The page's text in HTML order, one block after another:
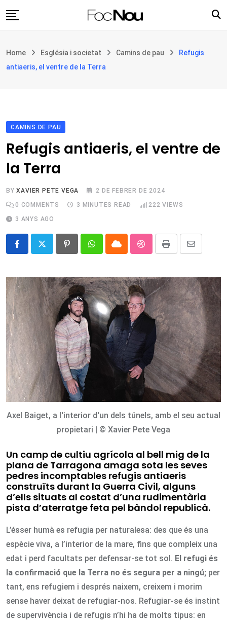
to
Filosofia i teologia
Botiga
Home Església i societat Camins de pau
Refugis
antiaeris, el ventre de la Terra
CAMINS DE PAU
Refugis antiaeris, el ventre de
la Terra
BYXAVIER PETE VEGA
2 DE FEBRER DE 2024
0 COMMENTS 3 MINUTES READ 222 VIEWS
3 ANYS AGO
PinterestWhatsappCloud StumbleUpon
Print
Share
Email
Axel Baiget, a l'interior d'un dels túnels, amb el seu actual
propietari | © Xavier Pete Vega
Un camp de cultiu agrícola al bell mig de la
plana de Tarragona amaga sota les seves
pedres incomptables refugis antiaeris
construïts durant la Guerra Civil, alguns
d’ells situats al costat d’una rudimentària
pista d’aterratge feta pel bàndol republicà.
L’ésser humà es refugia per naturalesa: des que és una
espècie viva, a l’interior de la mare, fins que compleix una
edat i perd facultats per defensar-se tot sol. El refugi és
la confirmació que la Terra no és segura per a ningú; per
tant, ens refugiem i després naixem, creixem i morim
sense haver deixat de refugiar-nos. Refugiar-se és instint
de supervivència i de refugis n’hi ha de molts tipus: en